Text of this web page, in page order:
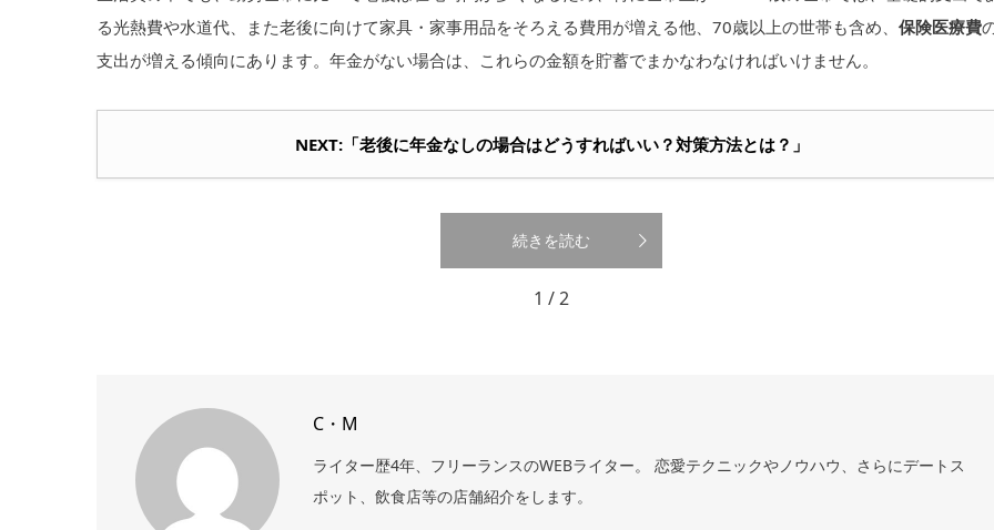
る光熱費や水道代、また老後に向けて家具・家事用品をそろえる費用が増える他、70歳以上の世帯も含め、 保険医療費
支出が増える傾向にあります。年金がない場合は、これらの金額を貯蓄でまかなわなければいけません。
NEXT:「老後に年金なしの場合はどうすればいい？対策方法とは？」
続きを読む
1 / 2
C・M
ライター歴4年、フリーランスのWEBライター。 恋愛テクニックやノウハウ、さらにデートス
ポット、飲食店等の店舗紹介をします。